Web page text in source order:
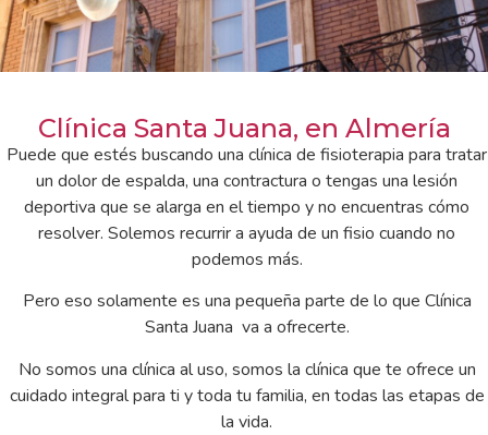
Clínica Santa Juana, en Almería
Puede que estés buscando una clínica de fisioterapia para tratar
un dolor de espalda, una contractura o tengas una lesión
deportiva que se alarga en el tiempo y no encuentras cómo
resolver. Solemos recurrir a ayuda de un fisio cuando no
podemos más.
Pero eso solamente es una pequeña parte de lo que Clínica
Santa Juana va a ofrecerte.
No somos una clínica al uso, somos la clínica que te ofrece un
cuidado integral para ti y toda tu familia, en todas las etapas de
la vida.